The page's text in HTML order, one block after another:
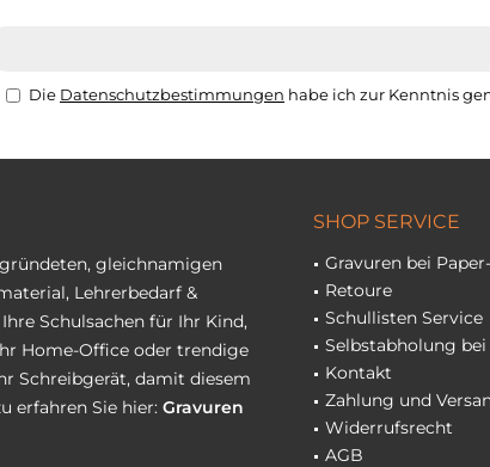
Die Datenschutzbestimmungen habe ich zur Kenntnis
gleichnamigen
Lehrerbedarf &
Schulsachen für Ihr Kind,
Home-Office oder trendige
Schreibgerät, damit diesem
erfahren Sie hier: Gravuren
SHOP SERVICE
Gravuren bei
Retoure
Schullisten Service
Selbstabholung
Kontakt
Zahlung und
Widerrufsrecht
AGB